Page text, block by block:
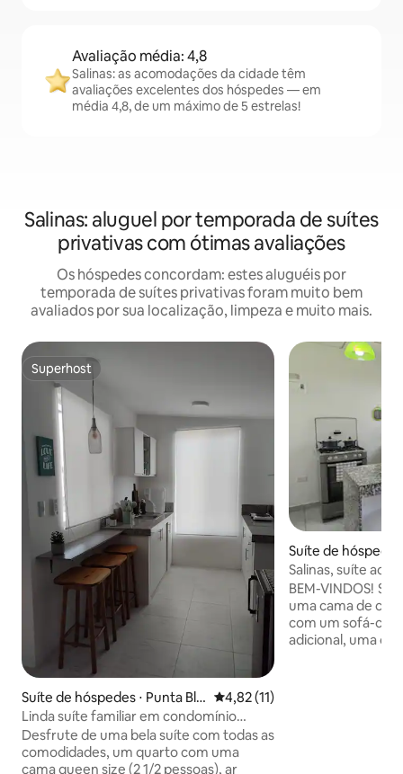
Avaliação média: 4,8
Salinas: as acomodações da cidade têm
avaliações excelentes dos hóspedes — em
média 4,8, de um máximo de 5 estrelas!
Salinas: aluguel por temporada de suítes
privativas com ótimas avaliações
Os hóspedes concordam: estes aluguéis por
temporada de suítes privativas foram muito bem
avaliados por sua localização, limpeza e muito mais.
Superhost
Superhost
Suíte de hóspedes ⋅ Punta Bla
nca
4,82 de uma avaliação média
4,82 (11)
Linda suíte familiar em condomínio
privado
Desfrute de uma bela suíte com todas as
comodidades, um quarto com uma
cama queen size (2 1/2 pessoas), ar
Suíte de hóspedes
Salinas, suíte
BEM-VINDOS! SUÍTE de um quarto com
uma cama de
com um sofá-
adicional, uma